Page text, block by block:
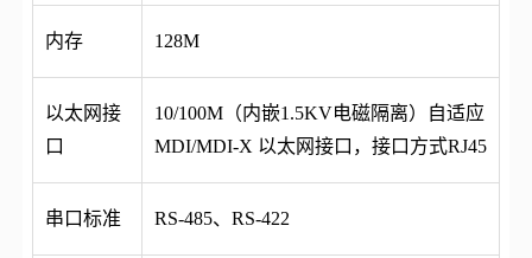
内存 128M
以太网接
口
10/100M（内嵌1.5KV电磁隔离）自适应
MDI/MDI-X 以太网接口，接口方式RJ45
串口标准 RS-485、RS-422